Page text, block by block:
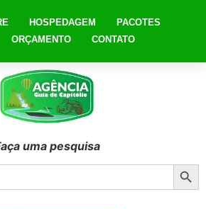
HOSPEDAGEM
PACOTES
ORÇAMENTO CONTATO
uma pesquisa